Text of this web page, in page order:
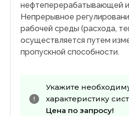
нефтеперерабатывающей и
Непрерывное
рабочей среды (расхода,
осуществляется путем
пропускной способности.
Укажите
характеристику
Цена по запросу!